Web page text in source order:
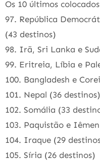
Os 10 últimos
97. República
(43 destinos)
98. Irã, Sri Lanka e
99. Eritreia, Líbia e
100. Bangladesh e
101. Nepal (36 destinos)
102. Somália (33
103. Paquistão e
104. Iraque (29
105. Síria (26 destinos)